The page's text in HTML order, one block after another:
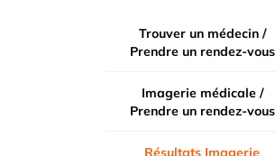
Trouver un médecin /
Prendre un rendez-vous
Imagerie médicale /
Prendre un rendez-vous
Résultats Imagerie